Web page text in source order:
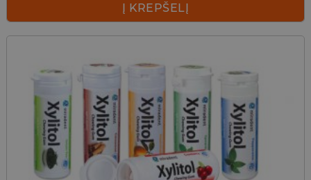
Į KREPŠELĮ